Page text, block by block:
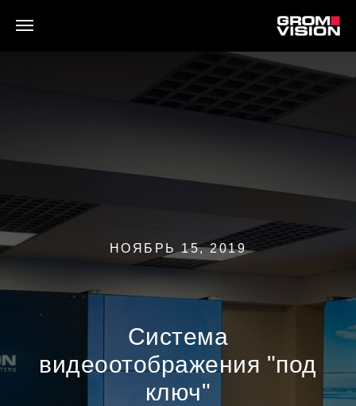
НОЯБРЬ 15, 2019
Система
видеоотображения "под
ключ"